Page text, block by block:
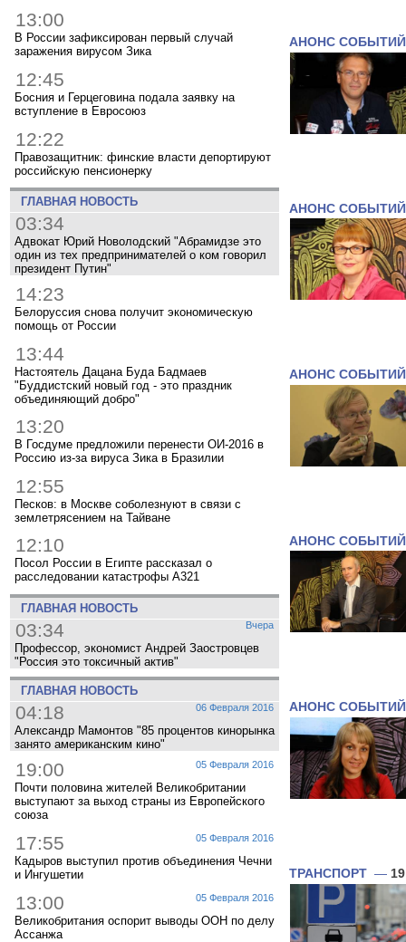
13:00
В России зафиксирован первый случай
заражения вирусом Зика
12:45
Босния и Герцеговина подала заявку на
вступление в Евросоюз
12:22
Правозащитник: финские власти депортируют
российскую пенсионерку
ГЛАВНАЯ НОВОСТЬ
03:34
Адвокат Юрий Новолодский "Абрамидзе это
один из тех предпринимателей о ком говорил
президент Путин"
14:23
Белоруссия снова получит экономическую
помощь от России
13:44
Настоятель Дацана Буда Бадмаев
"Буддистский новый год - это праздник
объединяющий добро"
13:20
В Госдуме предложили перенести ОИ-2016 в
Россию из-за вируса Зика в Бразилии
12:55
Песков: в Москве соболезнуют в связи с
землетрясением на Тайване
12:10
Посол России в Египте рассказал о
расследовании катастрофы A321
ГЛАВНАЯ НОВОСТЬ
Вчера
03:34
Профессор, экономист Андрей Заостровцев
"Россия это токсичный актив"
ГЛАВНАЯ НОВОСТЬ
06 Февраля 2016
04:18
Александр Мамонтов "85 процентов кинорынка
занято американским кино"
05 Февраля 2016
19:00
Почти половина жителей Великобритании
выступают за выход страны из Европейского
союза
05 Февраля 2016
17:55
Кадыров выступил против объединения Чечни
и Ингушетии
05 Февраля 2016
13:00
Великобритания оспорит выводы ООН по делу
Ассанжа
АНОНС СОБЫТИЙ
АНОНС СОБЫТИЙ
АНОНС СОБЫТИЙ
АНОНС СОБЫТИЙ
АНОНС СОБЫТИЙ
ТРАНСПОРТ —